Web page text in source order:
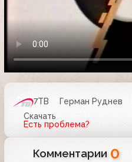
7ТВ Герман Руднев
Скачать
Есть проблема?
Комментарии 0